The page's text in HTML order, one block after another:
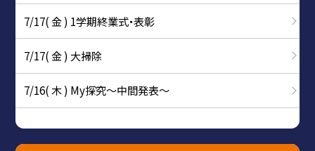
7/17( 金 ) 1学期終業式・表彰
7/17( 金 ) 大掃除
7/16( 木 ) My探究～中間発表～